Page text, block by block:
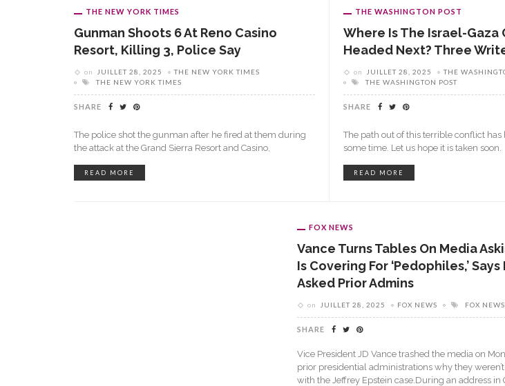
THE NEW YORK TIMES
Gunman Shoots 6 At Reno Casino
Resort, Killing 3, Police Say
on JUILLET 28, 2025
THE NEW YORK TIMES
THE NEW YORK TIMES
SHARE
The police shot the gunman after he fired at them during
the attack at the Grand Sierra Resort and Casino,
READ MORE
THE WASHINGTON POST
Where Is The Israel-Gaza
Headed Next? Three
on JUILLET 28, 2025
THE
THE WASHINGTON POST
SHARE
The path out of this terrible conflict has
some time. Let us hope it is taken soon.
READ MORE
FOX NEWS
Vance Turns Tables On Media
Is Covering For ‘pedophiles,’
Asked Prior Admins
on JUILLET 28, 2025 FOX NEWS FOX NEWS
SHARE
Vice President JD Vance trashed the media on
prior presidential administrations why they
with the Jeffrey Epstein case.During an address in